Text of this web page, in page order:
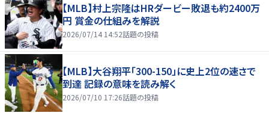
【MLB】村上宗隆はHRダービー敗退も約2400万
円 賞金の仕組みを解説
2026/07/14 14:52話題の投稿
【MLB】大谷翔平「300-150」に史上2位の速さで
到達 記録の意味を読み解く
2026/07/10 17:26話題の投稿